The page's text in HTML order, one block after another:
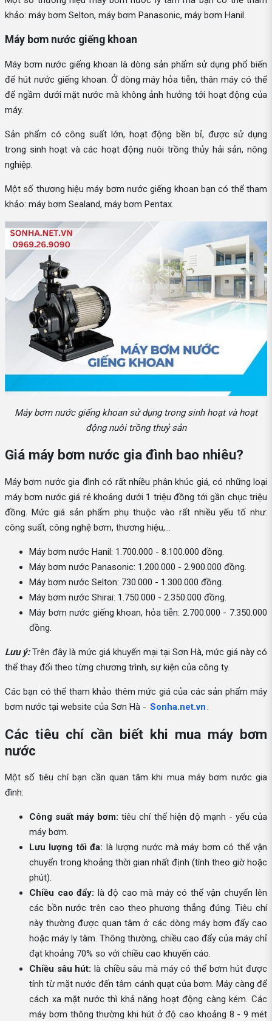
khảo: máy bơm Selton, máy bơm Panasonic, máy bơm Hanil.
Máy bơm nước giếng khoan
Máy bơm nước giếng khoan là dòng sản phẩm sử dụng phổ biến
để hút nước giếng khoan. Ở dòng máy hỏa tiễn, thân máy có thể
để ngầm dưới mặt nước mà không ảnh hưởng tới hoạt động của
máy.
Sản phẩm có công suất lớn, hoạt động bền bỉ, được sử dụng
trong sinh hoạt và các hoạt động nuôi trồng thủy hải sản, nông
nghiệp.
Một số thương hiệu máy bơm nước giếng khoan bạn có thể tham
khảo: máy bơm Sealand, máy bơm Pentax.
Máy bơm nước giếng khoan sử dụng trong sinh hoạt và hoạt
động nuôi trồng thuỷ sản
Giá máy bơm nước gia đình bao nhiêu?
Máy bơm nước gia đình có rất nhiều phân khúc giá, có những loại
máy bơm nước giá rẻ khoảng dưới 1 triệu đồng tới gần chục triệu
đồng. Mức giá sản phẩm phụ thuộc vào rất nhiều yếu tố như:
công suất, công nghệ bơm, thương hiệu,...
Máy bơm nước Hanil: 1.700.000 - 8.100.000 đồng.
Máy bơm nước Panasonic: 1.200.000 - 2.900.000 đồng.
Máy bơm nước Selton: 730.000 - 1.300.000 đồng.
Máy bơm nước Shirai: 1.750.000 - 2.350.000 đồng.
Máy bơm nước giếng khoan, hỏa tiễn: 2.700.000 - 7.350.000
đồng.
Lưu ý:Trên đây là mức giá khuyến mại tại Sơn Hà, mức giá này có
thể thay đổi theo từng chương trình, sự kiện của công ty.
Các bạn có thể tham khảo thêm mức giá của các sản phẩm máy
bơm nước tại website của Sơn Hà - Sonha.net.vn.
Các tiêu chí cần biết khi mua máy bơm
nước
Một số tiêu chí bạn cần quan tâm khi mua máy bơm nước gia
đình:
Công suất máy bơm: tiêu chí thể hiện độ mạnh - yếu của
máy bơm.
Lưu lượng tối đa: là lượng nước mà máy bơm có thể vận
chuyển trong khoảng thời gian nhất định (tính theo giờ hoặc
phút).
Chiều cao đẩy: là độ cao mà máy có thể vận chuyển lên
các bồn nước trên cao theo phương thẳng đứng. Tiêu chí
này thường được quan tâm ở các dòng máy bơm đẩy cao
hoặc máy ly tâm. Thông thường, chiều cao đẩy của máy chỉ
đạt khoảng 70% so với chiều cao khuyến cáo.
Chiều sâu hút: là chiều sâu mà máy có thể bơm hút được
tính từ mặt nước đến tâm cánh quạt của bơm. Máy càng để
cách xa mặt nước thì khả năng hoạt động càng kém. Các
máy bơm thông thường khi hút ở độ cao khoảng 8 - 9 mét